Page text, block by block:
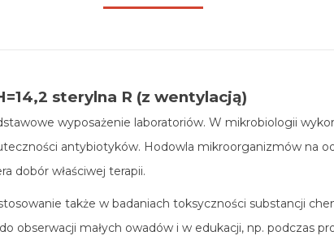
sterylna R (z wentylacją)
wyposażenie laboratoriów. W mikrobiologii
antybiotyków. Hodowla mikroorganizmów na
dobór właściwej terapii.
także w badaniach toksyczności substancji
obserwacji małych owadów i w edukacji, np. podczas